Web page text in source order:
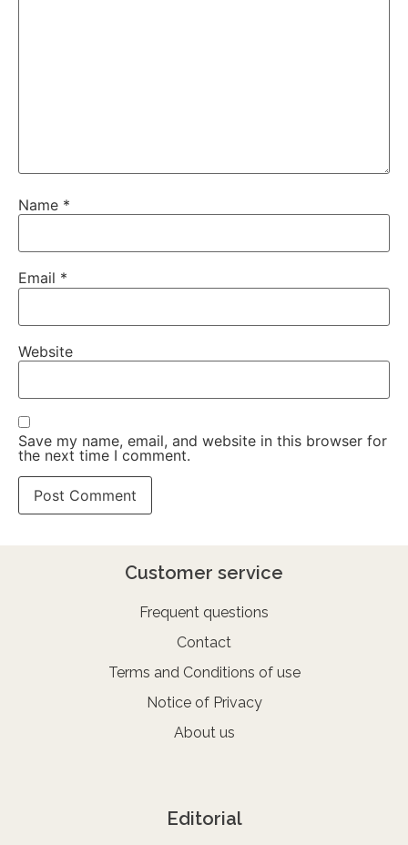
Name *
Email *
Website
Save my name, email, and website in this browser for
the next time I comment.
Customer service
Frequent questions
Contact
Terms and Conditions of use
Notice of Privacy
About us
Editorial